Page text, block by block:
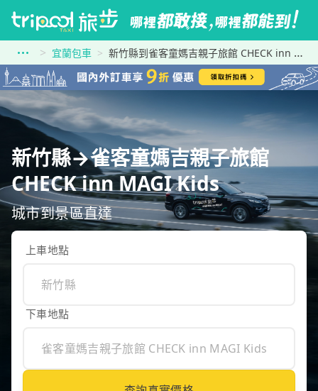
宜蘭包車 新竹縣到雀客童媽吉親子旅館 CHECK inn MAGI Kids
新竹縣→雀客童媽吉親子旅館
CHECK inn MAGI Kids
城市到景區直達
上車地點
下車地點